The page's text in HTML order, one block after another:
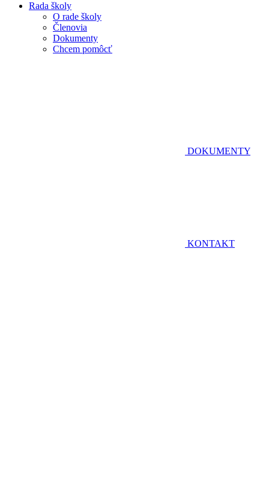
Rada školy
O rade školy
Členovia
Dokumenty
Chcem pomôcť
DOKUMENTY
KONTAKT